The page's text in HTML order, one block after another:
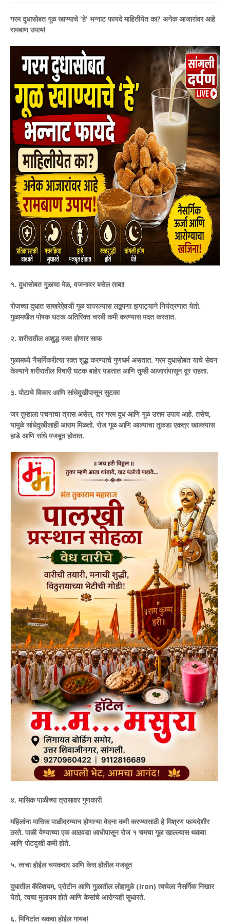
गरम दुधासोबत गूळ खाण्याचे 'हे' भन्नाट फायदे माहितीयेत का? अनेक आजारांवर आहे
रामबाण उपाय!
​१. दुधासोबत गुळाचा मेळ, वजनावर बसेल ताबा!
रोजच्या दुधात साखरेऐवजी गूळ वापरल्यास लठ्ठपणा झपाट्याने नियंत्रणात येतो.
गुळामधील पोषक घटक अतिरिक्त चरबी कमी करण्यास मदत करतात.
२. शरीरातील अशुद्ध रक्त होणार साफ
गुळामध्ये नैसर्गिकरीत्या रक्त शुद्ध करण्याचे गुणधर्म असतात. गरम दुधासोबत याचे सेवन
केल्याने शरीरातील विषारी घटक बाहेर पडतात आणि तुम्ही आजारांपासून दूर राहता.
​३. पोटाचे विकार आणि सांधेदुखीपासून सुटका
जर तुम्हाला पचनाचा त्रास असेल, तर गरम दूध आणि गूळ उत्तम उपाय आहे. तसेच,
यामुळे सांधेदुखीलाही आराम मिळतो. रोज गूळ आणि आल्याचा तुकडा एकत्र खाल्ल्यास
हाडे आणि सांधे मजबूत होतात.
४. मासिक पाळीच्या त्रासावर गुणकारी
महिलांना मासिक पाळीदरम्यान होणाऱ्या वेदना कमी करण्यासाठी हे मिश्रण फायदेशीर
ठरते. पाळी येण्याच्या एक आठवडा आधीपासून रोज १ चमचा गूळ खाल्ल्यास थकवा
आणि पोटदुखी कमी होते.
​५. त्वचा होईल चमकदार आणि केस होतील मजबूत
दुधातील कॅल्शियम, प्रोटीन आणि गुळातील लोहामुळे (Iron) त्वचेला नैसर्गिक निखार
येतो, त्वचा मुलायम होते आणि केसांचे आरोग्यही सुधारते.
​६. मिनिटांत थकवा होईल गायब!